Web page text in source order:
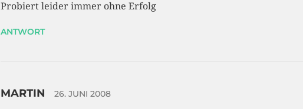
Probiert leider immer ohne Erfolg
ANTWORT
MARTIN 26. JUNI 2008